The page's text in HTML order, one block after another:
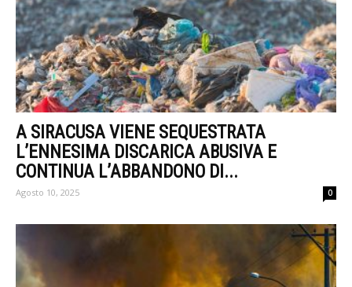
A SIRACUSA VIENE SEQUESTRATA
L’ENNESIMA DISCARICA ABUSIVA E
CONTINUA L’ABBANDONO DI...
Agosto 10, 2025 0